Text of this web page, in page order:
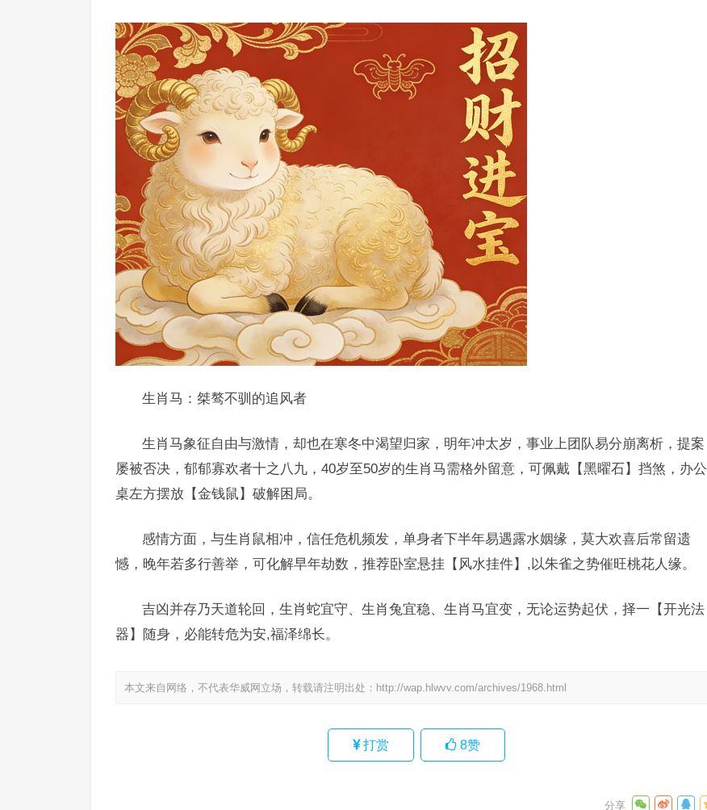
生肖马：桀骜不驯的追风者
生肖马象征自由与激情，却也在寒冬中渴望归家，明年冲太岁，事业上团队易分崩离析，提案
屡被否决，郁郁寡欢者十之八九，40岁至50岁的生肖马需格外留意，可佩戴【黑曜石】挡煞，办公
桌左方摆放【金钱鼠】破解困局。
感情方面，与生肖鼠相冲，信任危机频发，单身者下半年易遇露水姻缘，莫大欢喜后常留遗
憾，晚年若多行善举，可化解早年劫数，推荐卧室悬挂【风水挂件】,以朱雀之势催旺桃花人缘。
吉凶并存乃天道轮回，生肖蛇宜守、生肖兔宜稳、生肖马宜变，无论运势起伏，择一【开光法
器】随身，必能转危为安,福泽绵长。
本文来自网络，不代表华威网立场，转载请注明出处： http://wap.hlwvv.com/archives/1968.html
打赏 8赞